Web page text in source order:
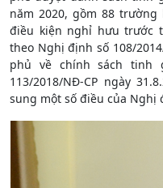
năm 2020, gồm 88
điều kiện nghỉ hưu trước
theo Nghị định số 108/
phủ về chính sách tinh
113/2018/NĐ-CP ngày
sung một số điều của Nghị